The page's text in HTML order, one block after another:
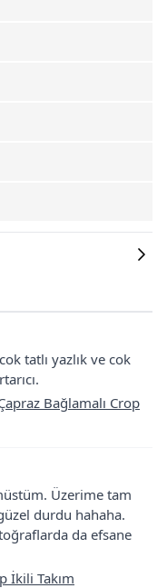
tatlı yazlık ve cok
Bağlamalı Crop
Üzerime tam
durdu hahaha.
da efsane
İkili Takım